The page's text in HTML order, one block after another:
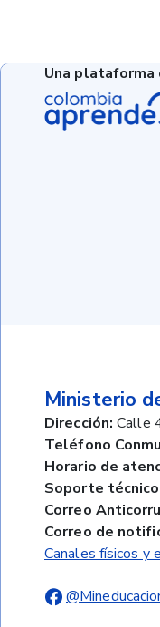
Ministerio
Dirección: Calle
Teléfono
Horario de
Soporte
Correo
Correo de
Canales físicos y
Una plataforma